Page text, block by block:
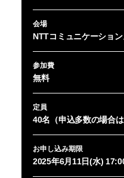
会場
NTTコミュニケーショ
参加費
無料
定員
40名（申込多数の場合
お申し込み期限
2025年6月11日(水)